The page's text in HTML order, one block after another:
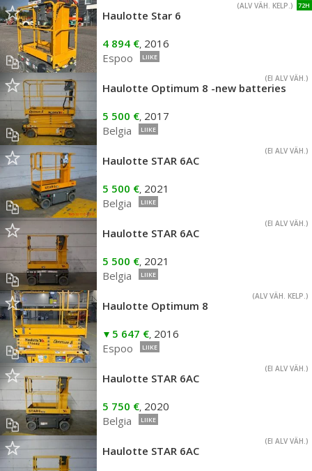
72H
(ALV VÄH. KELP.)
Haulotte Star 6
4 894 €, 2016
Espoo
LIIKE
(EI ALV VÄH.)
Haulotte Optimum 8 -new batteries
5 500 €, 2017
Belgia
LIIKE
(EI ALV VÄH.)
Haulotte STAR 6AC
5 500 €, 2021
Belgia
LIIKE
(EI ALV VÄH.)
Haulotte STAR 6AC
5 500 €, 2021
Belgia
LIIKE
(ALV VÄH. KELP.)
Haulotte Optimum 8
5 647 €, 2016
Espoo
LIIKE
(EI ALV VÄH.)
Haulotte STAR 6AC
5 750 €, 2020
Belgia
LIIKE
(EI ALV VÄH.)
Haulotte STAR 6AC